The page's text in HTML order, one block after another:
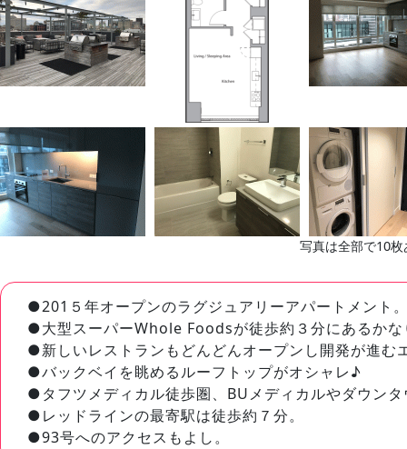
写真は全部で10
●201５年オープンのラグジュアリーアパートメント
●大型スーパーWhole Foodsが徒歩約３分にあるかな
●新しいレストランもどんどんオープンし開発が進む
●バックベイを眺めるルーフトップがオシャレ♪
●タフツメディカル徒歩圏、BUメディカルやダウン
●レッドラインの最寄駅は徒歩約７分。
●93号へのアクセスもよし。